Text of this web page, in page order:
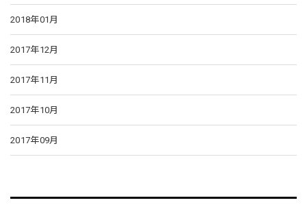
2018年01月
2017年12月
2017年11月
2017年10月
2017年09月